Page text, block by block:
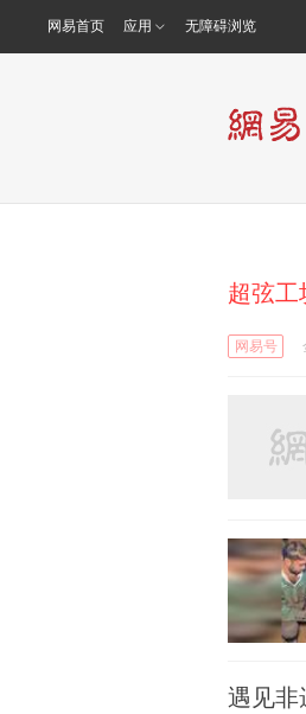
网易首页 应用 无障碍浏览
超弦工
网易号
遇见非